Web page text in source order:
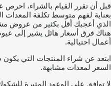
قبل أن تقرر القيام بالشراء،
بعناية لفهم متوسط تكلفة المعدات
الذي أعجبك أقل بكثير من عروض
هناك فرق أسعار هائل يشير إلى
أعمال احتيالية.
ابتعد عن شراء المنتجات التي
السعر لمعدات مشابهة.
لا توافق على الوعود المثيرة